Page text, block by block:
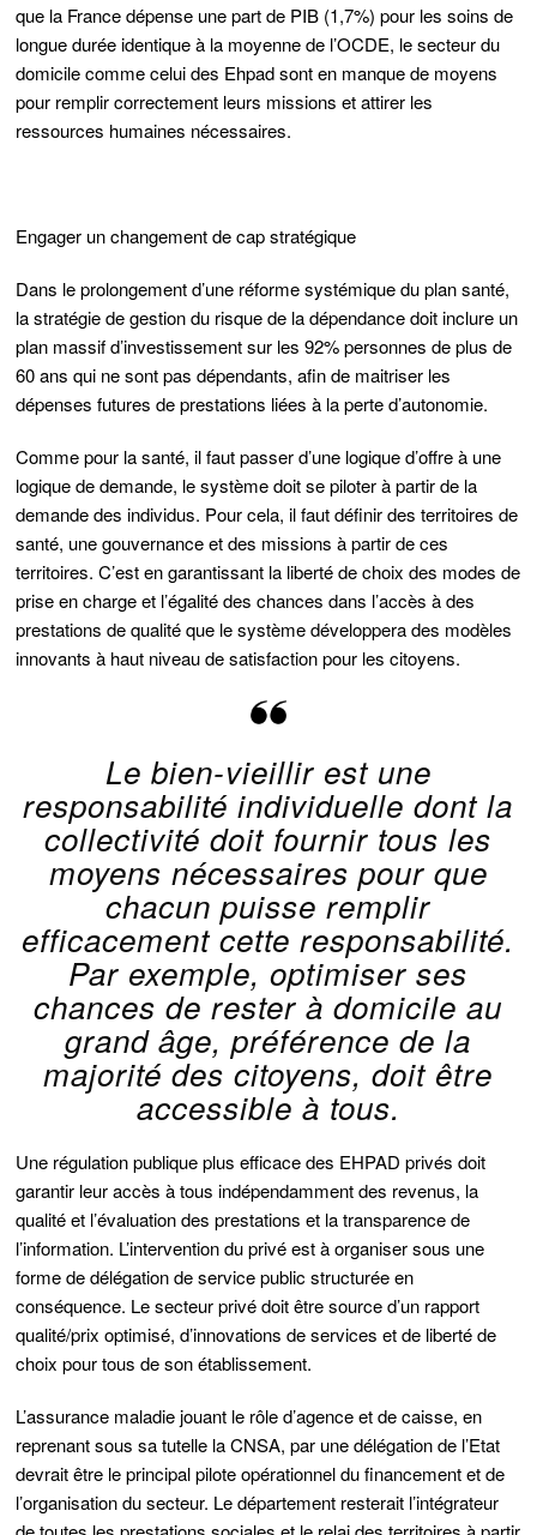
que la France dépense une part de PIB (1,7%) pour les soins de
longue durée identique à la moyenne de l’OCDE, le secteur du
domicile comme celui des Ehpad sont en manque de moyens
pour remplir correctement leurs missions et attirer les
ressources humaines nécessaires.
Engager un changement de cap stratégique
Dans le prolongement d’une réforme systémique du plan santé,
la stratégie de gestion du risque de la dépendance doit inclure un
plan massif d’investissement sur les 92% personnes de plus de
60 ans qui ne sont pas dépendants, afin de maitriser les
dépenses futures de prestations liées à la perte d’autonomie.
Comme pour la santé, il faut passer d’une logique d’offre à une
logique de demande, le système doit se piloter à partir de la
demande des individus. Pour cela, il faut définir des territoires de
santé, une gouvernance et des missions à partir de ces
territoires. C’est en garantissant la liberté de choix des modes de
prise en charge et l’égalité des chances dans l’accès à des
prestations de qualité que le système développera des modèles
innovants à haut niveau de satisfaction pour les citoyens.
Le bien-vieillir est une
responsabilité individuelle dont la
collectivité doit fournir tous les
moyens nécessaires pour que
chacun puisse remplir
efficacement cette responsabilité.
Par exemple, optimiser ses
chances de rester à domicile au
grand âge, préférence de la
majorité des citoyens, doit être
accessible à tous.
Une régulation publique plus efficace des EHPAD privés doit
garantir leur accès à tous indépendamment des revenus, la
qualité et l’évaluation des prestations et la transparence de
l’information. L’intervention du privé est à organiser sous une
forme de délégation de service public structurée en
conséquence. Le secteur privé doit être source d’un rapport
qualité/prix optimisé, d’innovations de services et de liberté de
choix pour tous de son établissement.
L’assurance maladie jouant le rôle d’agence et de caisse, en
reprenant sous sa tutelle la CNSA, par une délégation de l’Etat
devrait être le principal pilote opérationnel du financement et de
l’organisation du secteur. Le département resterait l’intégrateur